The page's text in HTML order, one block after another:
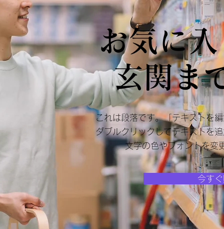
お気に
玄関ま
これは段落です。「テキストを
ダブルクリックしてテキストを
文字の色やフォントを変
今す